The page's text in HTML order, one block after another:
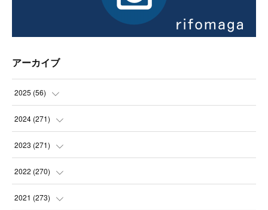
アーカイブ
2025 (56)
(14
(21
(21
2024 (271)
(21
(22
(23
2023 (271)
(22
(23
2022 (270)
(23
2021 (273)